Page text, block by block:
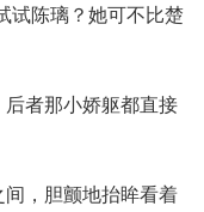
试陈璃？她可不比楚
者那小娇躯都直接
，胆颤地抬眸看着